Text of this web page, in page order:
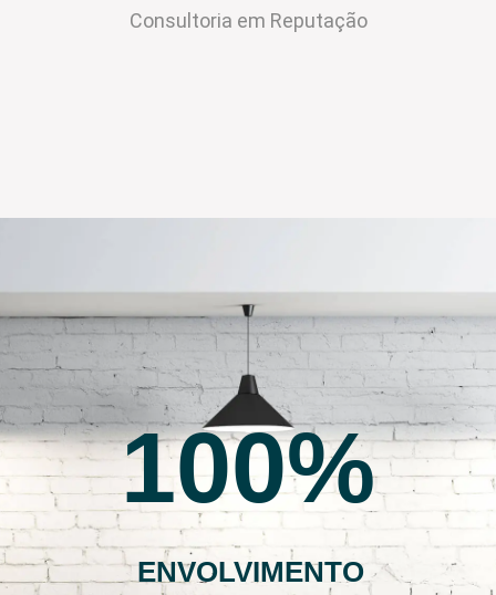
Consultoria em Reputação
100
ENVOLVIMENTO